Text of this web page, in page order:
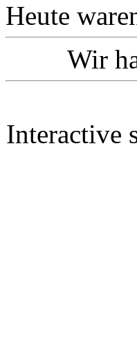
Heute
Wir
Interactive